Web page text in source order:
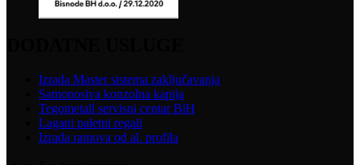
Izrada Master sistema zaključavanja
Samonosiva konzolna kapija
Tegometall servisni centar BiH
Lagani paletni regali
Izrada ramova od al. profila